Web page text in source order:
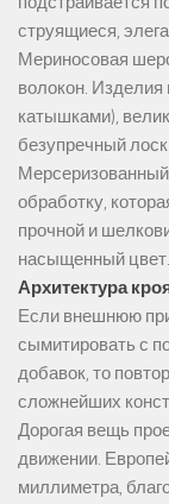
струящиеся,
Мериносовая
волокон. Изделия
катышками),
безупречный
обработку,
прочной и
насыщенный цвет.
Архитектура
Если внешнюю
сымитировать с
добавок, то
сложнейших
Дорогая вещь
движении.
миллиметра,